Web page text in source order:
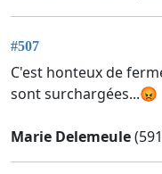
#507
C'est honteux de
sont surchargées...😡
Marie Delemeule